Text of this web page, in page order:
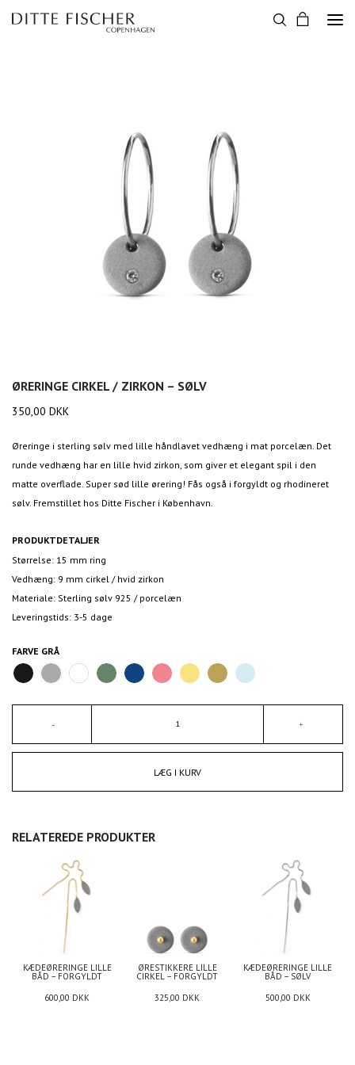
ØRERINGE CIRKEL / ZIRKON – SØLV
350,00 DKK
Øreringe i sterling sølv med lille håndlavet vedhæng i mat porcelæn. Det
runde vedhæng har en lille hvid zirkon, som giver et elegant spil i den
matte overflade. Super sød lille ørering! Fås også i forgyldt og rhodineret
sølv. Fremstillet hos Ditte Fischer i København.
PRODUKTDETALJER
Størrelse: 15 mm ring
Vedhæng: 9 mm cirkel / hvid zirkon
Materiale: Sterling sølv 925 / porcelæn
Leveringstids: 3-5 dage
FARVE GRÅ
LÆG I KURV
RELATEREDE PRODUKTER
KÆDEØRERINGE LILLE
BÅD – FORGYLDT
600,00 DKK
ØRESTIKKERE LILLE
CIRKEL – FORGYLDT
325,00 DKK
KÆDEØRERINGE LILLE
BÅD – SØLV
500,00 DKK